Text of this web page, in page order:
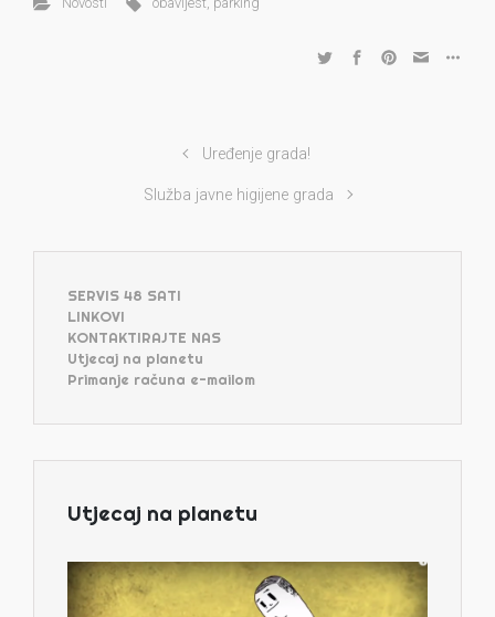
Uređenje grada!
Služba javne higijene grada
SERVIS 48 SATI
LINKOVI
KONTAKTIRAJTE NAS
Utjecaj na planetu
Primanje računa e-mailom
Utjecaj na planetu